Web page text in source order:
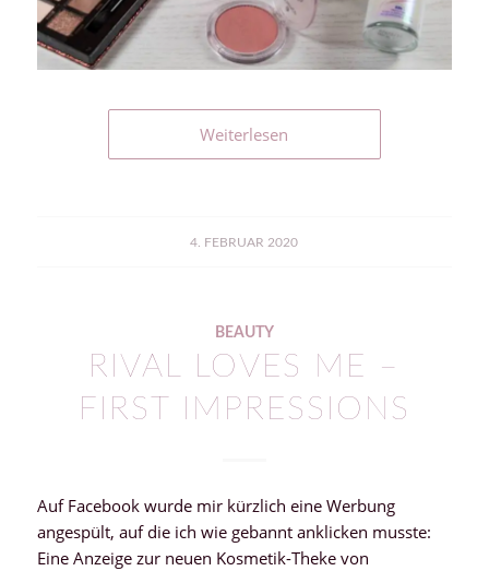
Weiterlesen
4. FEBRUAR 2020
BEAUTY
RIVAL LOVES ME –
FIRST IMPRESSIONS
Auf Facebook wurde mir kürzlich eine Werbung
angespült, auf die ich wie gebannt anklicken musste:
Eine Anzeige zur neuen Kosmetik-Theke von